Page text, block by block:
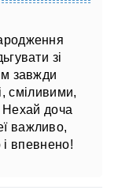
зі
завжди
сміливими,
Нехай доча
важливо,
і впевнено!